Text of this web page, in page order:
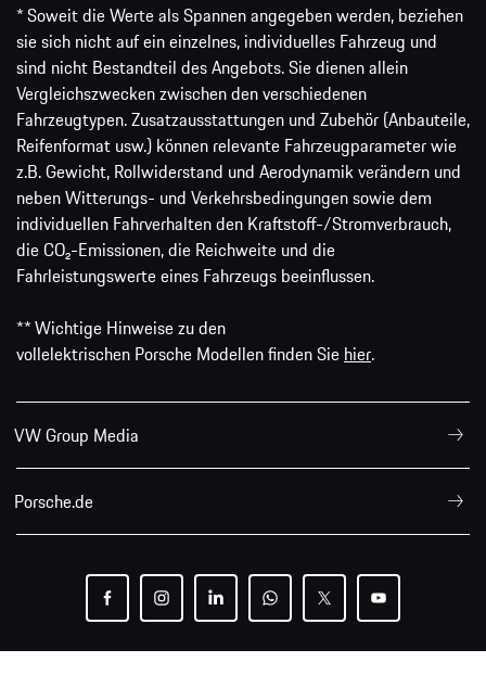
* Soweit die Werte als Spannen angegeben werden, beziehen
sie sich nicht auf ein einzelnes, individuelles Fahrzeug und
sind nicht Bestandteil des Angebots. Sie dienen allein
Vergleichszwecken zwischen den verschiedenen
Fahrzeugtypen. Zusatzausstattungen und Zubehör (Anbauteile,
Reifenformat usw.) können relevante Fahrzeugparameter wie
z.B. Gewicht, Rollwiderstand und Aerodynamik verändern und
neben Witterungs- und Verkehrsbedingungen sowie dem
individuellen Fahrverhalten den Kraftstoff-/Stromverbrauch,
die CO₂-Emissionen, die Reichweite und die
Fahrleistungswerte eines Fahrzeugs beeinflussen.
** Wichtige Hinweise zu den
vollelektrischen Porsche Modellen finden Sie hier.
VW Group Media
Porsche.de